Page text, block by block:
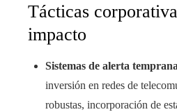
Tácticas
impacto
Sistemas de alerta
inversión en redes de
robustas, incorporación de